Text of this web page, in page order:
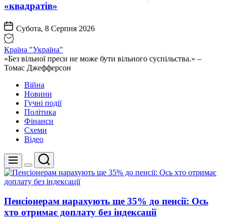
«квадратів»
Субота, 8 Серпня 2026
Країна "Україна"
«Без вільної преси не може бути вільного суспільства.» –
Томас Джефферсон
Війна
Новини
Гучні події
Політика
Фінанси
Схеми
Відео
Меню
Перемикач
кольорового
режиму
Пошук
Пенсіонерам нарахують ще 35% до пенсії: Ось
хто отримає доплату без індексації